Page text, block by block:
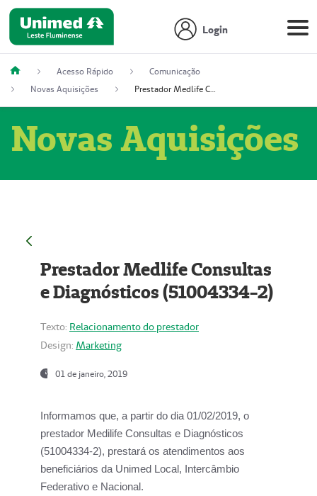
Login
Acesso Rápido
Comunicação
Novas Aquisições
Prestador Medlife Consultas e Diagnósticos (51004334-2)
Novas Aquisições
Prestador Medlife Consultas
e Diagnósticos (51004334-2)
Texto: Relacionamento do prestador
Design: Marketing
01 de janeiro, 2019
Informamos que, a partir do dia 01/02/2019, o
prestador Medilife Consultas e Diagnósticos
(51004334-2), prestará os atendimentos aos
beneficiários da Unimed Local, Intercâmbio
Federativo e Nacional.